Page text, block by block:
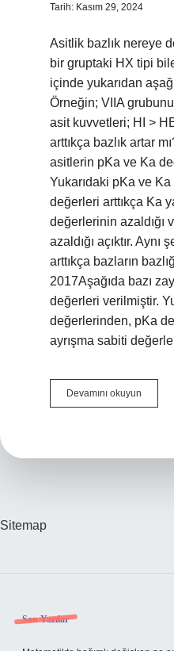
Tarih: Kasım 29, 2024
Asitlik bazlık nereye
bir gruptaki HX tipi
içinde yukarıdan
Örneğin; VIIA
asit kuvvetleri; HI >
arttıkça bazlık artar
asitlerin pKa ve Ka
Yukarıdaki pKa ve
değerleri arttıkça Ka
değerlerinin azaldığı
azaldığı açıktır.
arttıkça bazların
2017Aşağıda bazı
değerleri verilmiştir.
değerlerinden, pKa
ayrışma sabiti
Devamını okuyun
Neye
Sitemap
Sidebar
Son Yazılar